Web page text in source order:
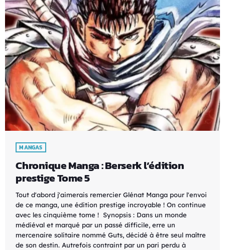
MANGAS
Chronique Manga : Berserk l’édition
prestige Tome 5
Tout d'abord j'aimerais remercier Glénat Manga pour l'envoi
de ce manga, une édition prestige incroyable ! On continue
avec les cinquième tome ! Synopsis : Dans un monde
médiéval et marqué par un passé difficile, erre un
mercenaire solitaire nommé Guts, décidé à être seul maître
de son destin. Autrefois contraint par un pari perdu à